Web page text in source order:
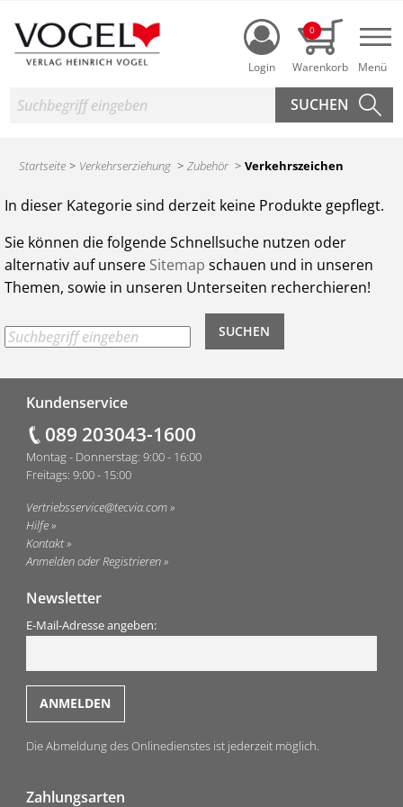
Login
0
Suche
Startseite Verkehrserziehung Zubehör Verkehrszeichen
Produktsuche des Heinrich Vogel Shop
In dieser Kategorie sind derzeit keine Produkte gepflegt.
Sie können die folgende Schnellsuche nutzen oder
alternativ auf unsere Sitemap schauen und in unseren
Themen, sowie in unseren Unterseiten recherchieren!
Kundenservice
089 203043-1600
Montag - Donnerstag: 9:00 - 16:00
Freitags: 9:00 - 15:00
Vertriebsservice@tecvia.com
Hilfe
Kontakt
Anmelden oder Registrieren
Newsletter
E-Mail-Adresse angeben:
Die Abmeldung des Onlinedienstes ist jederzeit möglich.
Zahlungsarten